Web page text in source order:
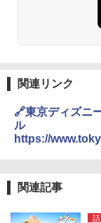
関連リンク
🔗東京ディズニ
ル
https://
関連記事